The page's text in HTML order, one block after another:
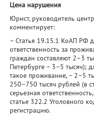
Цена нарушения
Юрист, руководитель
комментирует:
– Статья 19.15.1 КоАП РФ
ответственность за
граждан составляют 2–3
Петербурге – 3–5 тысяч);
такое проживание, – 2–5
250–750 тысяч рублей (в
серьезная
статье 322.2 Уголовного
регистрацию.